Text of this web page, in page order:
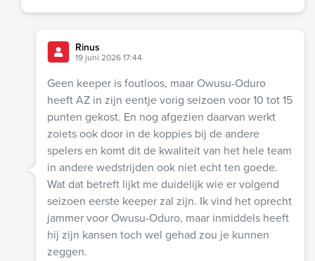
Rinus
19 juni 2026 17:44
Geen keeper is foutloos, maar Owusu-Oduro
heeft AZ in zijn eentje vorig seizoen voor 10 tot 15
punten gekost. En nog afgezien daarvan werkt
zoiets ook door in de koppies bij de andere
spelers en komt dit de kwaliteit van het hele team
in andere wedstrijden ook niet echt ten goede.
Wat dat betreft lijkt me duidelijk wie er volgend
seizoen eerste keeper zal zijn. Ik vind het oprecht
jammer voor Owusu-Oduro, maar inmiddels heeft
hij zijn kansen toch wel gehad zou je kunnen
zeggen.